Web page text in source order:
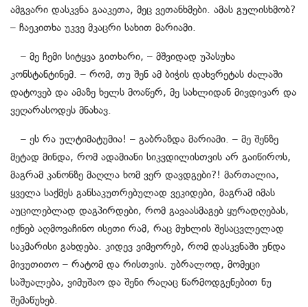
ამგვარი დასკვნა გააკეთა, მეც ვეთანხმები. ამას გულისხმობ?
– ჩაეკითხა უკვე მკაცრი სახით მარიამი.
– მე ჩემი სიტყვა გითხარი, – მშვიდად უპასუხა
კონსტანტინემ. – რომ, თუ შენ ამ ბიჭის დახვრეტას ძალაში
დატოვებ და ამაზე ხელს მოაწერ, მე სახლიდან მივდივარ და
ვეღარასოდეს მნახავ.
– ეს რა ულტიმატუმია! – გაბრაზდა მარიამი. – მე შენზე
მეტად მინდა, რომ ადამიანი სიკვდილისთვის არ გაიწიროს,
მაგრამ კანონზე მაღლა ხომ ვერ დავდგები?! მართალია,
ყველა საქმეს განსაკუთრებულად ვეკიდები, მაგრამ იმას
აუცილებლად დაგპირდები, რომ გავაასმაგებ ყურადღებას,
იქნებ აღმოვაჩინო ისეთი რამ, რაც მუხლის შესაცვლელად
საკმარისი გახდება. კიდევ ვიმეორებ, რომ დასკვნაში უნდა
მივუთითო – რატომ და რისთვის. უბრალოდ, მომეცი
საშუალება, ვიმუშაო და შენი რაღაც წარმოდგენებით ნუ
შემაწუხებ.